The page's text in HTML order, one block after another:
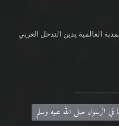
العالمية يدين التدخل الغربي
في الرسول صلى الله عليه وسلم